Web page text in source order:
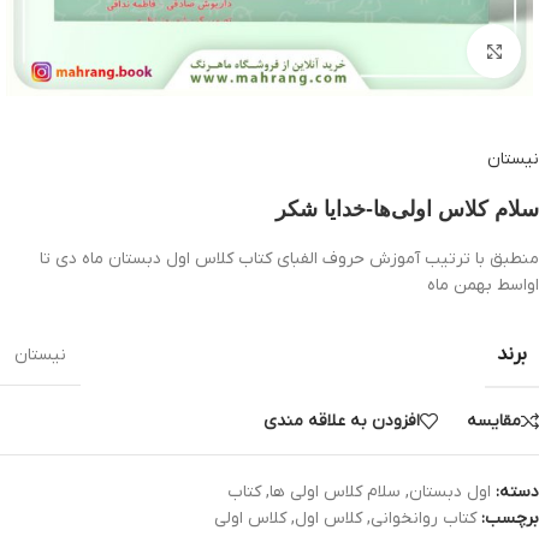
بزرگنمایی تصویر
نیستان
سلام كلاس اولی‌ها-خدایا شکر
منطبق با ترتیب آموزش حروف الفبای کتاب کلاس اول دبستان ماه دی تا
اواسط بهمن ماه
برند نیستان
مقایسه افزودن به علاقه مندی
دسته: اول دبستان, سلام کلاس اولی ها, کتاب
برچسب: کتاب روانخوانی, کلاس اول, کلاس اولی